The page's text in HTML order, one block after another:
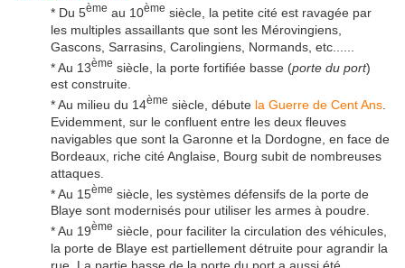
* Du 5ème au 10ème siècle, la petite cité est ravagée par
les multiples assaillants que sont les Mérovingiens,
Gascons, Sarrasins, Carolingiens, Normands, etc......
* Au 13ème siècle, la porte fortifiée basse (porte du port)
est construite.
* Au milieu du 14ème siècle, débute la Guerre de Cent Ans
Evidemment, sur le confluent entre les deux fleuves
navigables que sont la Garonne et la Dordogne, en face de
Bordeaux, riche cité Anglaise, Bourg subit de nombreuses
attaques.
* Au 15ème siècle, les systèmes défensifs de la porte de
Blaye sont modernisés pour utiliser les armes à poudre.
* Au 19ème siècle, pour faciliter la circulation des véhicules,
la porte de Blaye est partiellement détruite pour agrandir la